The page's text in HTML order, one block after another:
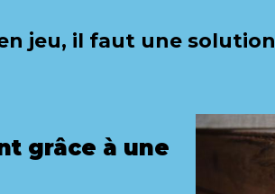
jeu, il faut une
grâce à une